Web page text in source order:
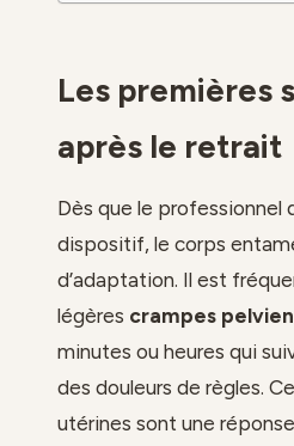
Les premières
après le retrait
Dès que le professionnel
dispositif, le corps
d’adaptation. Il est
légères crampes
minutes ou heures qui
des douleurs de règles.
utérines sont une